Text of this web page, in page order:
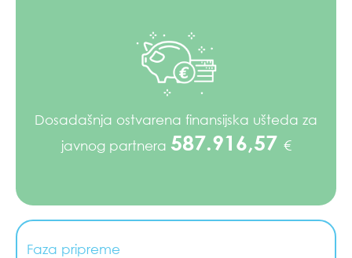
Dosadašnja ostvarena finansijska ušteda za
javnog partnera 587.916,57 €
Faza pripreme